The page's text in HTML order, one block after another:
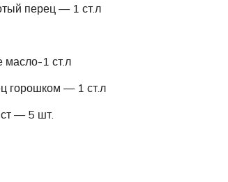
перец — 1 ст.л
масло-1 ст.л
горошком — 1 ст.л
— 5 шт.